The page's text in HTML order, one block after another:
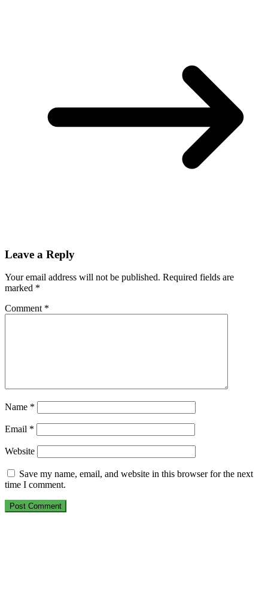
Leave a Reply
Your email address will not be published. Required fields are
marked *
Comment *
Name *
Email *
Website
Save my name, email, and website in this browser for the next
time I comment.